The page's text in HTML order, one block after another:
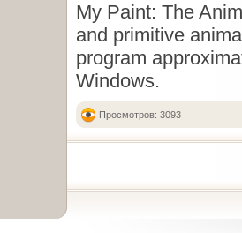
My Paint: The
and primitive
program
Windows.
Просмотров: 3093